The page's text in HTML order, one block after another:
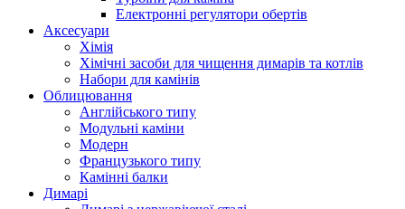
Електронні регулятори обертів
Аксесуари
Хімія
Хімічні засоби для чищення димарів та котлів
Набори для камінів
Облицювання
Англійського типу
Модульні каміни
Модерн
Французького типу
Камінні балки
Димарі